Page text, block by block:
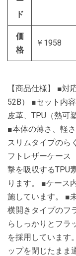
ド
価
格
￥1958
【商品仕様】 ■対
52B） ■セット内
皮革、TPU（熱可
■本体の薄さ、軽
スリムタイプのら
フトレザーケース
撃を吸収するTPU
ります。 ■ケース
施しています。 ■
横開きタイプのフ
らしっかりとフラ
を採用しています
ップを閉じたまま